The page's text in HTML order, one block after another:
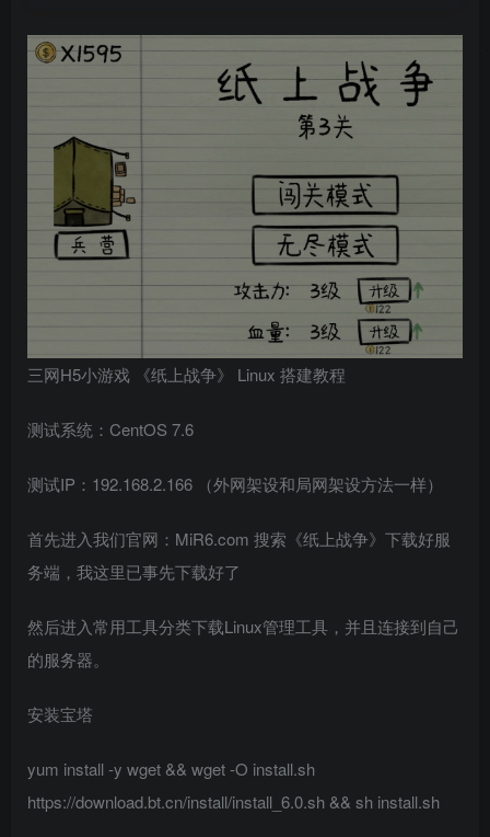
三网H5小游戏 《纸上战争》 Linux 搭建教程
测试系统：CentOS 7.6
测试IP：192.168.2.166 （外网架设和局网架设方法一样）
首先进入我们官网：MiR6.com 搜索《纸上战争》下载好服
务端，我这里已事先下载好了
然后进入常用工具分类下载Linux管理工具，并且连接到自己
的服务器。
安装宝塔
yum install -y wget && wget -O install.sh
https://download.bt.cn/install/install_6.0.sh && sh install.sh